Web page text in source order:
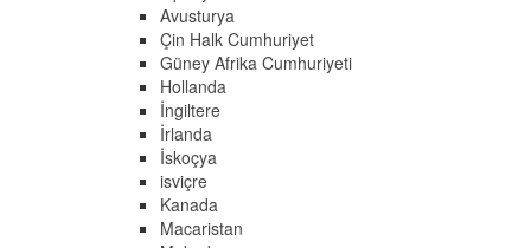
Avusturya
Çin Halk Cumhuriyet
Güney Afrika Cumhuriyeti
Hollanda
İngiltere
İrlanda
İskoçya
isviçre
Kanada
Macaristan